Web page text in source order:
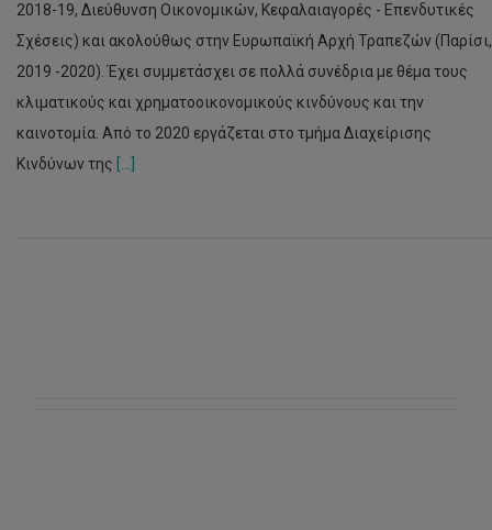
2018-19, Διεύθυνση Οικονομικών, Κεφαλαιαγορές - Επενδυτικές
Σχέσεις) και ακολούθως στην Ευρωπαϊκή Αρχή Τραπεζών (Παρίσι,
2019 -2020). Έχει συμμετάσχει σε πολλά συνέδρια με θέμα τους
κλιματικούς και χρηματοοικονομικούς κινδύνους και την
καινοτομία. Από το 2020 εργάζεται στο τμήμα Διαχείρισης
Κινδύνων της